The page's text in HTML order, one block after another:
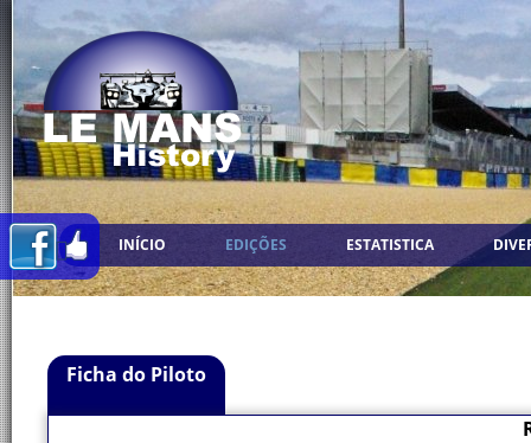
INÍCIO EDIÇÕES ESTATISTICA
Ficha do Piloto